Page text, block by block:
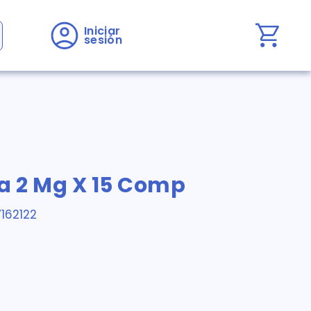
Iniciar
sesión
Mg X 15 Comp